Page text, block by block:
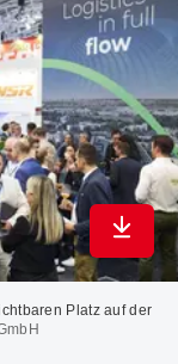
In
Platz auf der